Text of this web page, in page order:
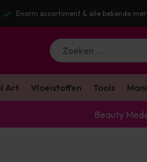
Enorm assortiment & alle bekende
Art Vloeistoffen Tools
Beauty